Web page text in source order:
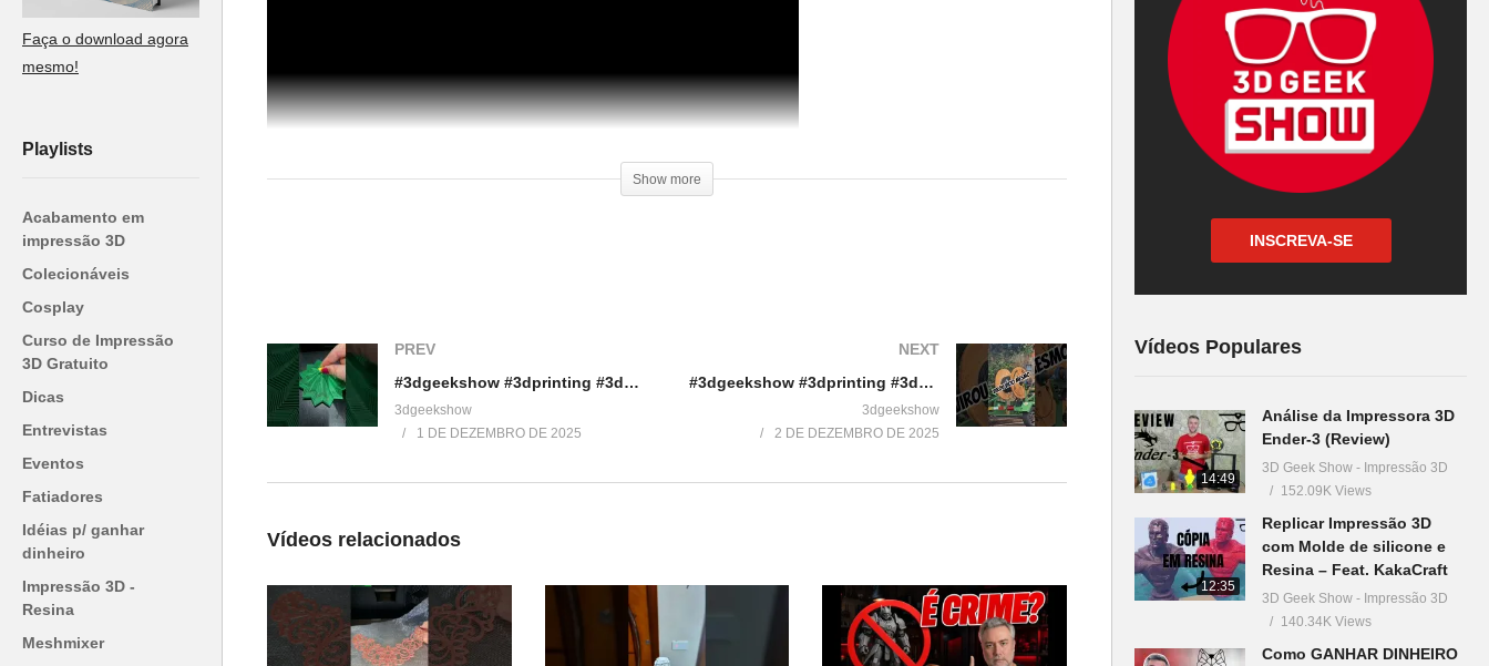
Faça o download agora
mesmo!
Playlists
Acabamento em
impressão 3D
Colecionáveis
Cosplay
Curso de Impressão
3D Gratuito
Dicas
Entrevistas
Eventos
Fatiadores
Idéias p/ ganhar
dinheiro
Impressão 3D -
Resina
Meshmixer
#Impressão3D #Filamento3D #TempoDeImpressão #Dicas3D
(Visited 21 times, 1 visits today)
COMO FAZER FILAMENTO pra
IMPRESSÃO 3D?
Em "Tutoriais"
3 de dezembro de 2025
Em "Sem categoria"
6 de janeiro de 2026
Em "Sem categoria"
Show more
PREV
#3dgeekshow #3dprinting #3dprint #impressão3d #impressora3d #impressao3d #fidget #asmr
3dgeekshow
1 DE DEZEMBRO DE 2025
NEXT
#3dgeekshow #3dprinting #3dprint #impressão3d #impressora3d
3dgeekshow
2 DE DEZEMBRO DE 2025
Vídeos relacionados
INSCREVA-SE
Vídeos Populares
14:49
Análise da Impressora 3D
Ender-3 (Review)
3D Geek Show - Impressão 3D
152.09K Views
12:35
Replicar Impressão 3D
com Molde de silicone e
Resina – Feat. KakaCraft
3D Geek Show - Impressão 3D
140.34K Views
Como GANHAR DINHEIRO